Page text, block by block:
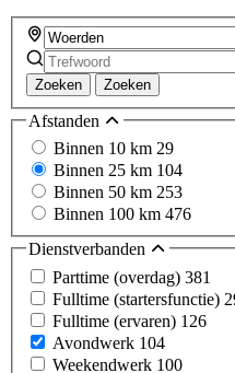
Zoeken Zoeken
Afstanden
Binnen 10 km 29
Binnen 25 km 104
Binnen 50 km 253
Binnen 100 km 476
Dienstverbanden
Parttime (overdag) 381
Fulltime (startersfunctie)
Fulltime (ervaren) 126
Avondwerk 104
Weekendwerk 100